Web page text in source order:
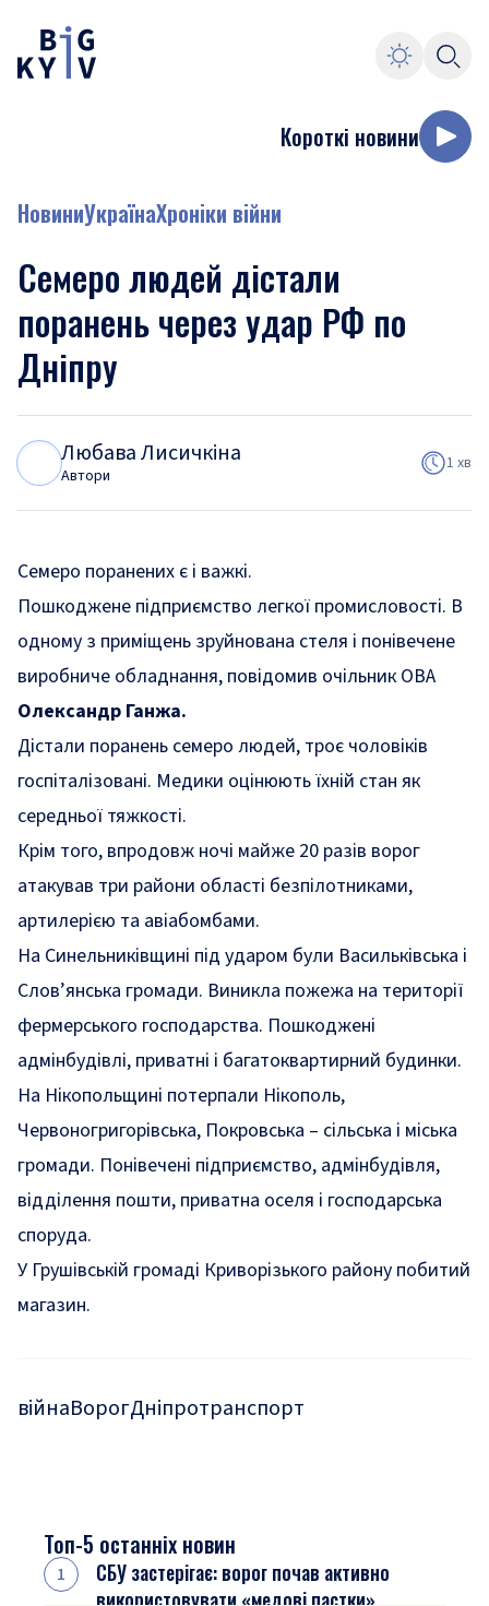
Короткі новини
НовиниУкраїнаХроніки війни
Семеро людей дістали
поранень через удар РФ по
Дніпру
Любава Лисичкіна
Автори
1 хв
Семеро поранених є і важкі.
Пошкоджене підприємство легкої промисловості. В
одному з приміщень зруйнована стеля і понівечене
виробниче обладнання, повідомив очільник ОВА
Олександр Ганжа.
Дістали поранень семеро людей, троє чоловіків
госпіталізовані. Медики оцінюють їхній стан як
середньої тяжкості.
Крім того, впродовж ночі майже 20 разів ворог
атакував три райони області безпілотниками,
артилерією та авіабомбами.
На Синельниківщині під ударом були Васильківська і
Слов’янська громади. Виникла пожежа на території
фермерського господарства. Пошкоджені
адмінбудівлі, приватні і багатоквартирний будинки.
На Нікопольщині потерпали Нікополь,
Червоногригорівська, Покровська – сільська і міська
громади. Понівечені підприємство, адмінбудівля,
відділення пошти, приватна оселя і господарська
споруда.
У Грушівській громаді Криворізького району побитий
магазин.
війнаВорогДніпротранспорт
Топ-5 останніх новин
СБУ застерігає: ворог почав активно
використовувати «медові пастки»